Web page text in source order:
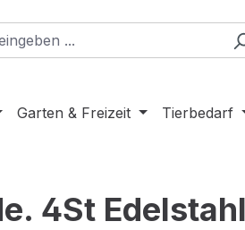
Garten & Freizeit Tierbedarf
4St